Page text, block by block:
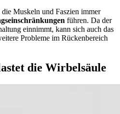
Muskeln und Faszien immer
führen. Da der
einnimmt, kann sich auch das
Probleme im Rückenbereich
die Wirbelsäule